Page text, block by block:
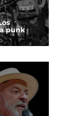
punk